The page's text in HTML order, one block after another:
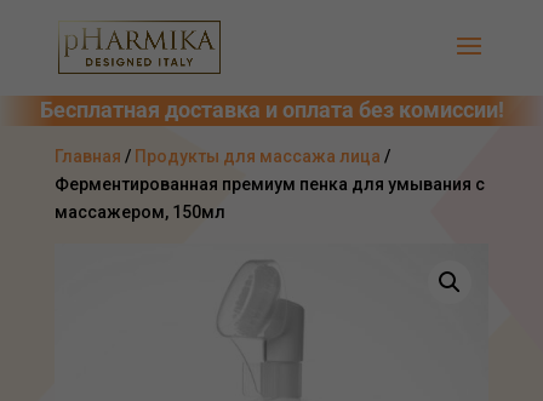
Главная / Продукты для массажа лица /
Ферментированная премиум пенка для умывания с
массажером, 150мл